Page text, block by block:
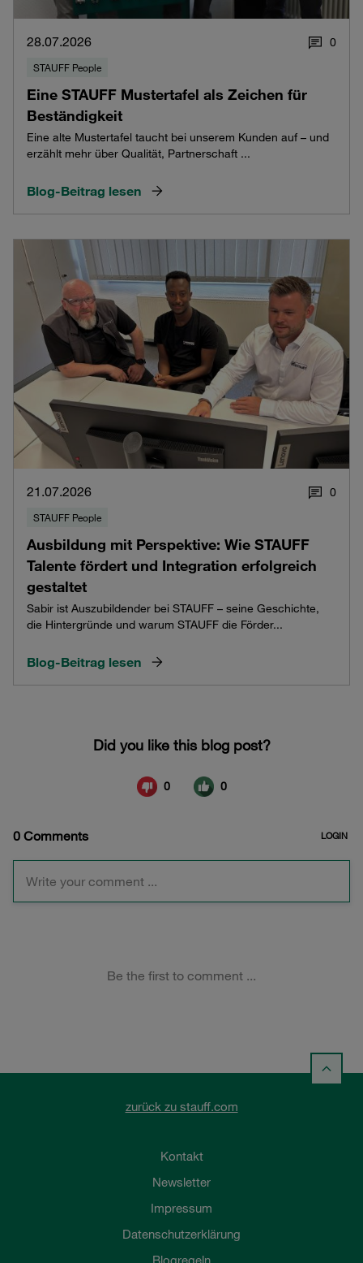
28.07.2026 0
STAUFF People
Eine STAUFF Mustertafel als Zeichen für
Beständigkeit
Eine alte Mustertafel taucht bei unserem Kunden auf – und
erzählt mehr über Qualität, Partnerschaft ...
Blog-Beitrag lesen
21.07.2026 0
STAUFF People
Ausbildung mit Perspektive: Wie STAUFF
Talente fördert und Integration erfolgreich
gestaltet
Sabir ist Auszubildender bei STAUFF – seine Geschichte,
die Hintergründe und warum STAUFF die Förder...
Blog-Beitrag lesen
zurück zu stauff.com
Kontakt
Newsletter
Impressum
Datenschutzerklärung
Blogregeln